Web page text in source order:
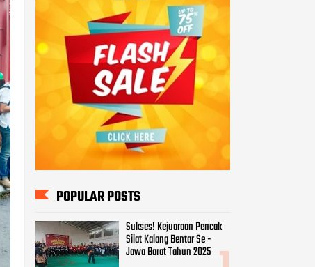
POPULAR POSTS
Sukses! Kejuaraan Pencak
Silat Kalang Bentar Se -
Jawa Barat Tahun 2025